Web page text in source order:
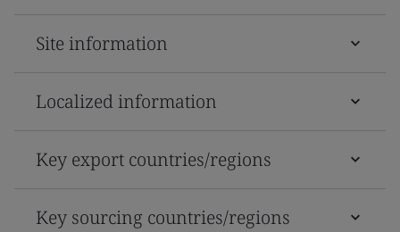
Site information
Localized information
Key export countries/regions
Key sourcing countries/regions